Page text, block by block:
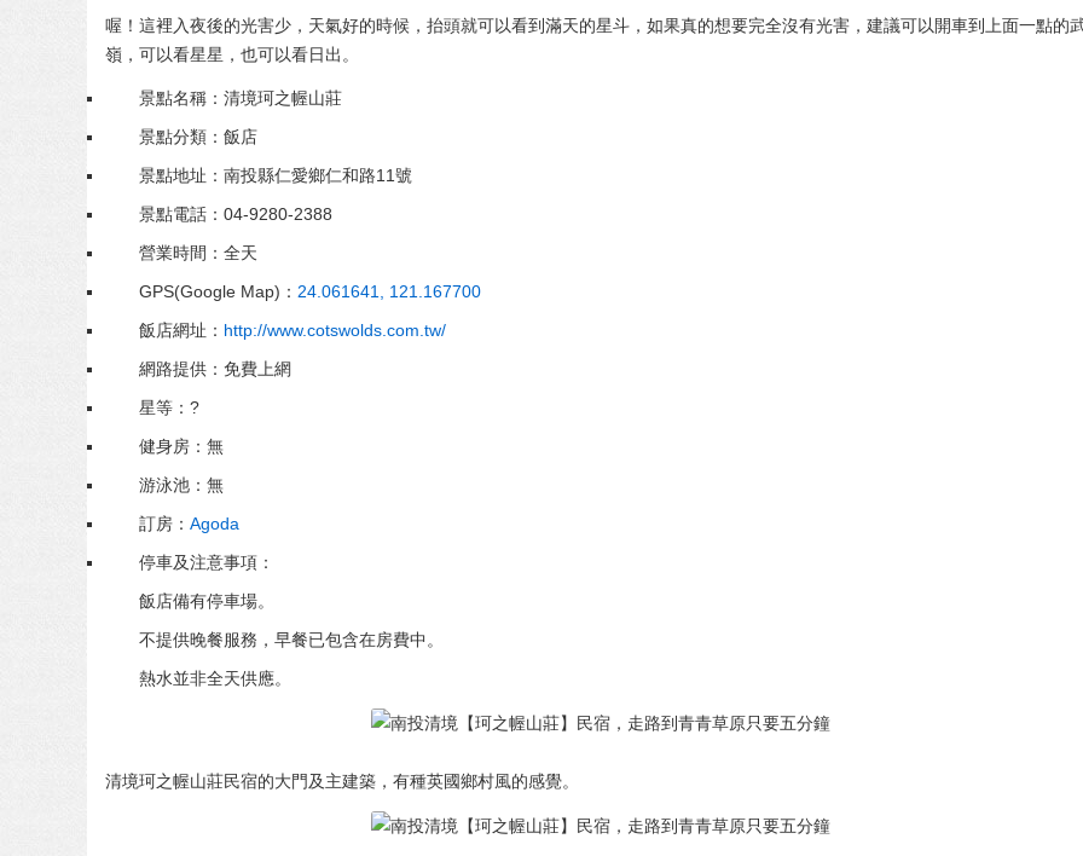
喔！這裡入夜後的光害少，天氣好的時候，抬頭就可以看到滿天的星斗，如果真的想要完全沒有光害，建議可以開車到上面一點的
嶺，可以看星星，也可以看日出。
景點名稱：清境珂之幄山莊
景點分類：飯店
景點地址：南投縣仁愛鄉仁和路11號
景點電話：04-9280-2388
營業時間：全天
GPS(Google Map)： 24.061641, 121.167700
飯店網址： http://www.cotswolds.com.tw/
網路提供：免費上網
星等：?
健身房：無
游泳池：無
訂房： Agoda
停車及注意事項：
飯店備有停車場。
不提供晚餐服務，早餐已包含在房費中。
熱水並非全天供應。
清境珂之幄山莊民宿的大門及主建築，有種英國鄉村風的感覺。